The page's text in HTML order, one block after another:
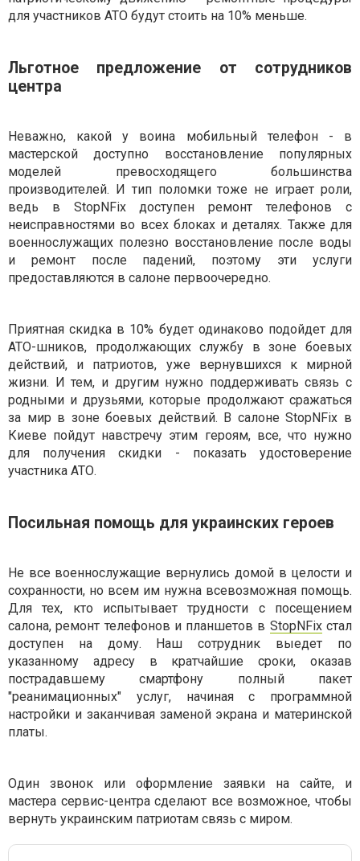
для участников АТО будут стоить на 10% меньше.
Льготное предложение от сотрудников
центра
Неважно, какой у воина мобильный телефон - в
мастерской доступно восстановление популярных
моделей превосходящего большинства
производителей. И тип поломки тоже не играет роли,
ведь в StopNFix доступен ремонт телефонов с
неисправностями во всех блоках и деталях. Также для
военнослужащих полезно восстановление после воды
и ремонт после падений, поэтому эти услуги
предоставляются в салоне первоочередно.
Приятная скидка в 10% будет одинаково подойдет для
АТО-шников, продолжающих службу в зоне боевых
действий, и патриотов, уже вернувшихся к мирной
жизни. И тем, и другим нужно поддерживать связь с
родными и друзьями, которые продолжают сражаться
за мир в зоне боевых действий. В салоне StopNFix в
Киеве пойдут навстречу этим героям, все, что нужно
для получения скидки - показать удостоверение
участника АТО.
Посильная помощь для украинских героев
Не все военнослужащие вернулись домой в целости и
сохранности, но всем им нужна всевозможная помощь.
Для тех, кто испытывает трудности с посещением
салона, ремонт телефонов и планшетов в StopNFixстал
доступен на дому. Наш сотрудник выедет по
указанному адресу в кратчайшие сроки, оказав
пострадавшему смартфону полный пакет
"реанимационных" услуг, начиная с программной
настройки и заканчивая заменой экрана и материнской
платы.
Один звонок или оформление заявки на сайте, и
мастера сервис-центра сделают все возможное, чтобы
вернуть украинским патриотам связь с миром.